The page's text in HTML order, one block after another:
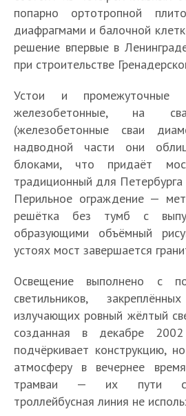
попарно ортотропной
диафрагмами и балочной
решение впервые в
при строительстве
Устои и промежуточные
железобетонные, на
(железобетонные сваи
надводной части они
блоками, что придаёт
традиционный для Петербурга
Перильное ограждение —
решётка без тумб с
образующими объёмный
устоях мост завершается
Освещение выполнено с
светильников,
излучающих ровный жёлтый
созданная в декабре
подчёркивает конструкцию,
атмосферу в вечернее
трамваи — их пути
троллейбусная линия не